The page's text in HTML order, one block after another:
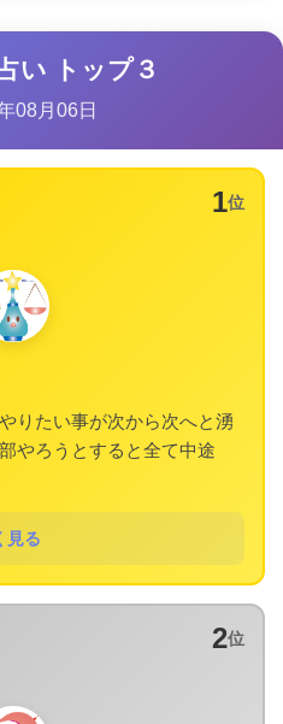
い トップ３
08月06日
1位
りたい事が次から次へと湧
やろうとすると全て中途
見る
2位